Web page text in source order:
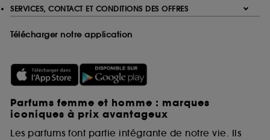
SERVICES, CONTACT ET CONDITIONS DES OFFRES
Télécharger notre application
Parfums femme et homme : marques
iconiques à prix avantageux
Les parfums font partie intégrante de notre vie. Ils